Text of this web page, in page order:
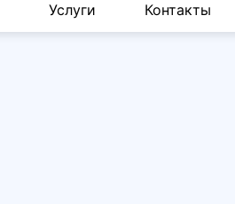
Услуги Контакты